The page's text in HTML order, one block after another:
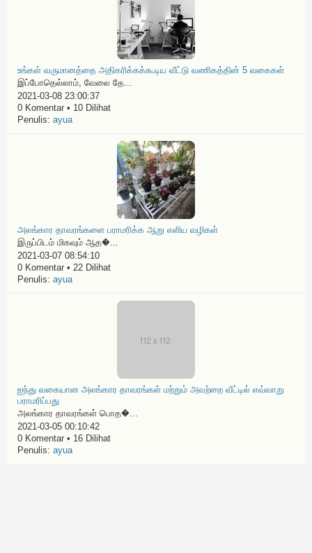
உங்கள் வருமானத்தை அதிகரிக்கக்கூடிய வீட்டு வணிகத்தின் 5 வகைகள்
இப்போதெல்லாம், வேலை தே...
2021-03-08 23:00:37
0 Komentar • 10 Dilihat
Penulis: ayua
அலங்கார தாவரங்களை பராமரிக்க ஆறு எளிய வழிகள்
இருப்பிடம் மிகவும் ஆத�...
2021-03-07 08:54:10
0 Komentar • 22 Dilihat
Penulis: ayua
ஐந்து வகையான அலங்கார தாவரங்கள் மற்றும் அவற்றை வீட்டில் எவ்வாறு
பராமரிப்பது
அலங்கார தாவரங்கள் பொத�...
2021-03-05 00:10:42
0 Komentar • 16 Dilihat
Penulis: ayua